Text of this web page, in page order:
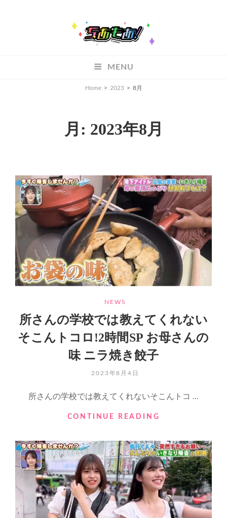
MENU
Home > 2023 > 8月
月: 2023年8月
CATEGORIES
NEWS
所さんの学校では教えてくれない
そこんトコロ!2時間SP お母さんの
味 ニラ焼き餃子
POSTED
2023年8月4日
所さんの学校では教えてくれないそこんトコ …
CONTINUE READING
の
学
校
で
は
教
え